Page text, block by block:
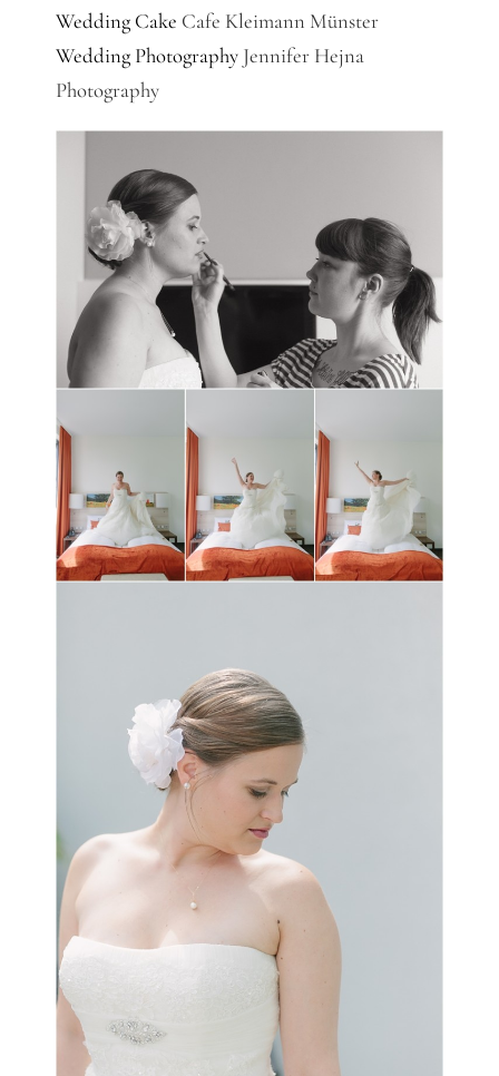
Wedding Cake Cafe Kleimann Münster
Wedding Photography Jennifer Hejna
Photography